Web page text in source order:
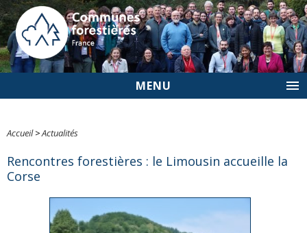
MENU
Accueil>Actualités
Rencontres forestières : le Limousin accueille la
Corse